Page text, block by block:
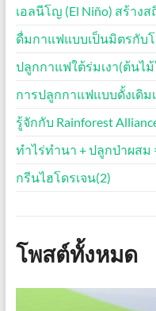
เอลนีโญ (El Niño) สร้าง
ดื่มกาแฟแบบเป็นมิตรกับ
ปลูกกาแฟใต้ร่มเงา(ต้นไ
การปลูกกาแฟแบบดั้งเดิ
รู้จักกับ Rainforest
ทำไร่ทำนา + ปลูกป่าผสม
กรีนไฮโดรเจน(2)
โพสต์ทั้งหมด